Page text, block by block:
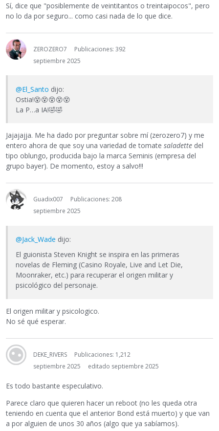
Sí, dice que "posiblemente de veintitantos o treintaipocos", pero
no lo da por seguro... como casi nada de lo que dice.
ZEROZERO7
Publicaciones: 392
septiembre 2025
@El_Santo dijo:
Ostia!😵😵😵😵😵
La P…a IA!🤣🤣
Jajajajja. Me ha dado por preguntar sobre mí (zerozero7) y me
entero ahora de que soy una variedad de tomate saladette del
tipo oblungo, producida bajo la marca Seminis (empresa del
grupo bayer). De momento, estoy a salvo!!!
Guadix007
Publicaciones: 208
septiembre 2025
@Jack_Wade dijo:
El guionista Steven Knight se inspira en las primeras
novelas de Fleming (Casino Royale, Live and Let Die,
Moonraker, etc.) para recuperar el origen militar y
psicológico del personaje.
El origen militar y psicologico.
No sé qué esperar.
DEKE_RIVERS
Publicaciones: 1,212
septiembre 2025
editado septiembre 2025
Es todo bastante especulativo.
Parece claro que quieren hacer un reboot (no les queda otra
teniendo en cuenta que el anterior Bond está muerto) y que van
a por alguien de unos 30 años (algo que ya sabíamos).